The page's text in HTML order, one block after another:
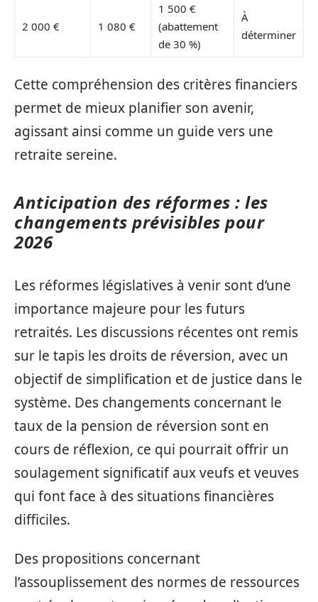
2 000 € 1 080 €
1 500 €
(abattement
de 30 %)
À
déterminer
Cette compréhension des critères financiers
permet de mieux planifier son avenir,
agissant ainsi comme un guide vers une
retraite sereine.
Anticipation des réformes : les
changements prévisibles pour
2026
Les réformes législatives à venir sont d’une
importance majeure pour les futurs
retraités. Les discussions récentes ont remis
sur le tapis les droits de réversion, avec un
objectif de simplification et de justice dans le
système. Des changements concernant le
taux de la pension de réversion sont en
cours de réflexion, ce qui pourrait offrir un
soulagement significatif aux veufs et veuves
qui font face à des situations financières
difficiles.
Des propositions concernant
l’assouplissement des normes de ressources